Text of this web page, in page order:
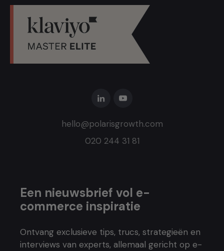
hello@polarisgrowth.com
020 244 31 81
Een nieuwsbrief vol e-
commerce inspiratie
Ontvang exclusieve tips, trucs, strategieën en
interviews van experts, allemaal gericht op e-